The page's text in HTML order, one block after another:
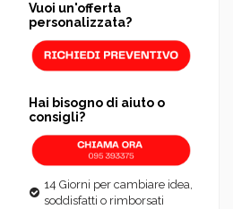
Vuoi un'offerta
personalizzata?
Hai bisogno di aiuto o
consigli?
14 Giorni per cambiare idea,
soddisfatti o rimborsati